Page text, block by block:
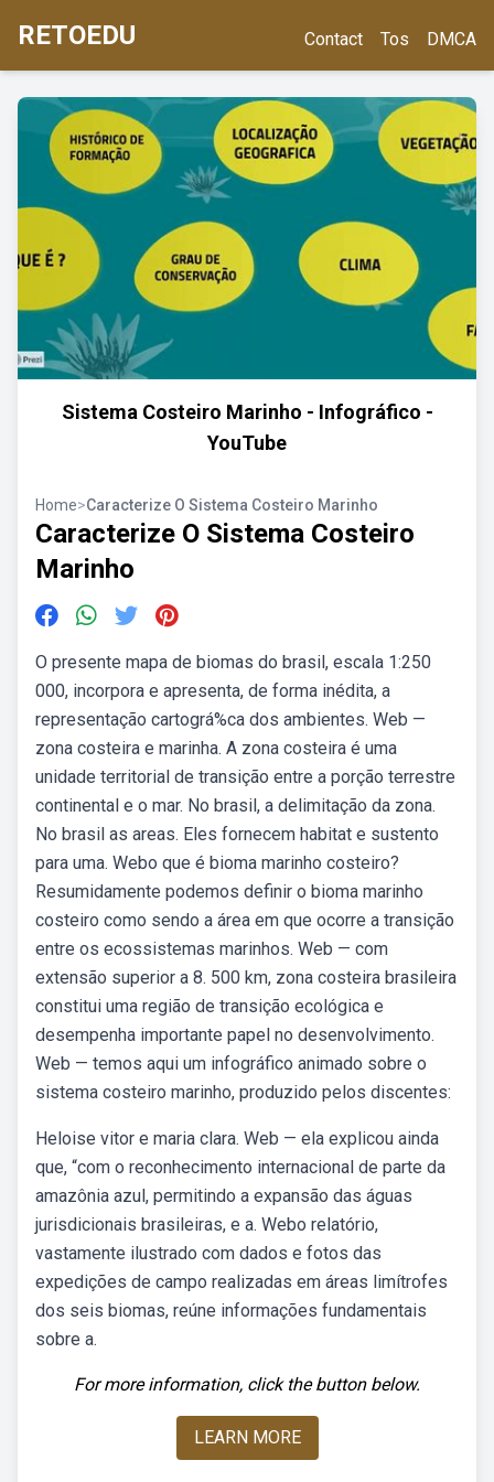
RETOEDU Contact Tos DMCA
Sistema Costeiro Marinho - Infográfico -
YouTube
Home>Caracterize O Sistema Costeiro Marinho
Caracterize O Sistema Costeiro
Marinho
O presente mapa de biomas do brasil, escala 1:250
000, incorpora e apresenta, de forma inédita, a
representação cartográ%ca dos ambientes. Web —
zona costeira e marinha. A zona costeira é uma
unidade territorial de transição entre a porção terrestre
continental e o mar. No brasil, a delimitação da zona.
No brasil as areas. Eles fornecem habitat e sustento
para uma. Webo que é bioma marinho costeiro?
Resumidamente podemos definir o bioma marinho
costeiro como sendo a área em que ocorre a transição
entre os ecossistemas marinhos. Web — com
extensão superior a 8. 500 km, zona costeira brasileira
constitui uma região de transição ecológica e
desempenha importante papel no desenvolvimento.
Web — temos aqui um infográfico animado sobre o
sistema costeiro marinho, produzido pelos discentes:
Heloise vitor e maria clara. Web — ela explicou ainda
que, “com o reconhecimento internacional de parte da
amazônia azul, permitindo a expansão das águas
jurisdicionais brasileiras, e a. Webo relatório,
vastamente ilustrado com dados e fotos das
expedições de campo realizadas em áreas limítrofes
dos seis biomas, reúne informações fundamentais
sobre a.
For more information, click the button below.
LEARN MORE